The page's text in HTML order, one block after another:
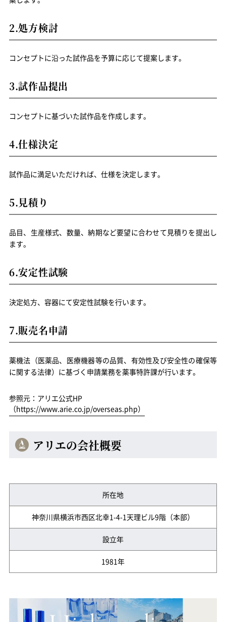
2.処方検討
コンセプトに沿った試作品を予算に応じて提案します。
3.試作品提出
コンセプトに基づいた試作品を作成します。
4.仕様決定
試作品に満足いただければ、仕様を決定します。
5.見積り
品目、生産様式、数量、納期など要望に合わせて見積りを提出し
ます。
6.安定性試験
決定処方、容器にて安定性試験を行います。
7.販売名申請
薬機法（医薬品、医療機器等の品質、有効性及び安全性の確保等
に関する法律）に基づく申請業務を薬事特許課が行います。
参照元：アリエ公式HP
（https://www.arie.co.jp/overseas.php）
アリエの会社概要
所在地
神奈川県横浜市西区北幸1-4-1天理ビル9階（本部）
設立年
1981年